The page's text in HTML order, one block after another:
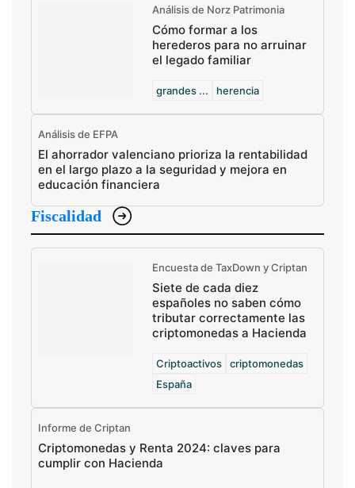
Análisis de Norz Patrimonia
Cómo formar a los
herederos para no arruinar
el legado familiar
grandes ... herencia
Análisis de EFPA
El ahorrador valenciano prioriza la rentabilidad
en el largo plazo a la seguridad y mejora en
educación financiera
Fiscalidad
Encuesta de TaxDown y Criptan
Siete de cada diez
españoles no saben cómo
tributar correctamente las
criptomonedas a Hacienda
Criptoactivos
criptomonedas
España
Informe de Criptan
Criptomonedas y Renta 2024: claves para
cumplir con Hacienda